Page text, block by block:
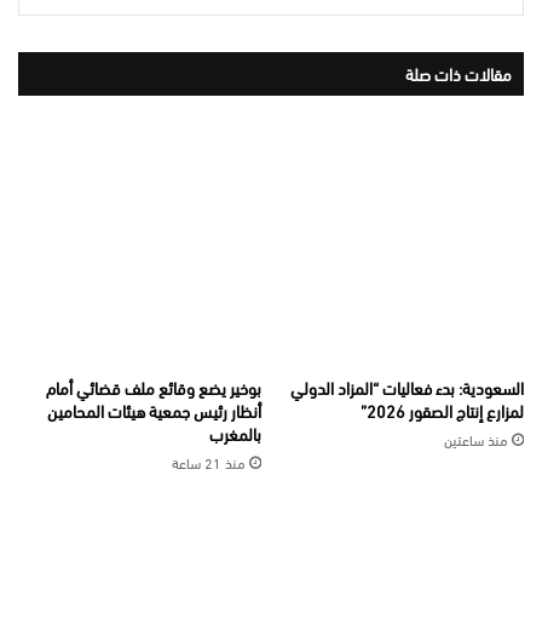
مقالات ذات صلة
السعودية: بدء فعاليات “المزاد الدولي
لمزارع إنتاج الصقور 2026”
منذ ساعتين
بوخير يضع وقائع ملف قضائي أمام
أنظار رئيس جمعية هيئات المحامين
بالمغرب
منذ 21 ساعة